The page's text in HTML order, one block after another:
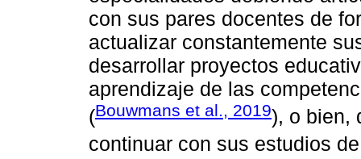
con sus pares docentes de
actualizar constantemente
desarrollar proyectos
aprendizaje de las
(Bouwmans et al., 2019), o bien,
continuar con sus estudios